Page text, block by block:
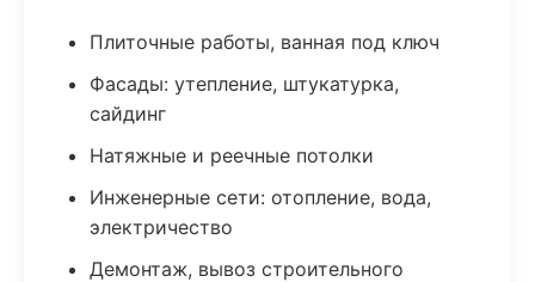
Плиточные работы, ванная под ключ
Фасады: утепление, штукатурка,
сайдинг
Натяжные и реечные потолки
Инженерные сети: отопление, вода,
электричество
Демонтаж, вывоз строительного